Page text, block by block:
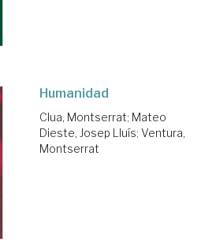
Humanidad
Clua, Montserrat; Mateo
Dieste, Josep Lluís; Ventura,
Montserrat